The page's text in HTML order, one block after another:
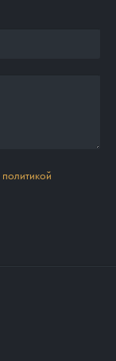
политикой